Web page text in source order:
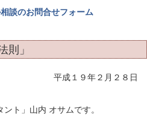
談のお問合せフォーム
則」
平成１９年２月２８日
ト」山内 オサムです。